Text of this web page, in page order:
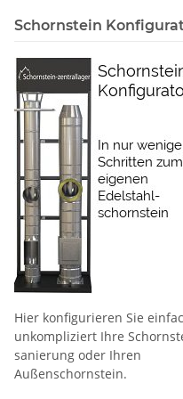
Schornstein
Hier konfigurieren Sie
unkompliziert Ihre
sanierung oder Ihren
Außenschornstein.